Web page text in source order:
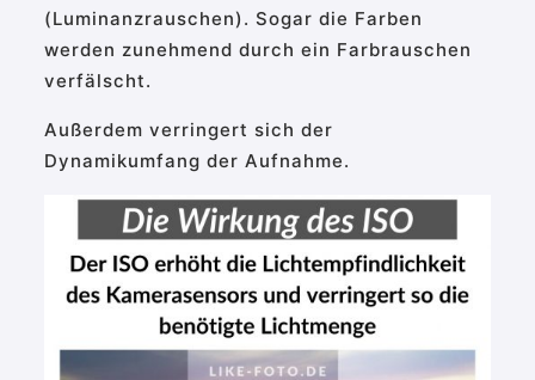
(Luminanzrauschen). Sogar die Farben
werden zunehmend durch ein Farbrauschen
verfälscht.
Außerdem verringert sich der
Dynamikumfang der Aufnahme.